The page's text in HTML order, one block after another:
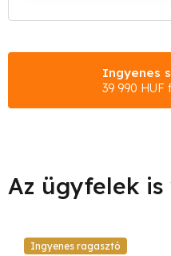
Ingyenes
39 990 HUF
Ingyenes ragasztó